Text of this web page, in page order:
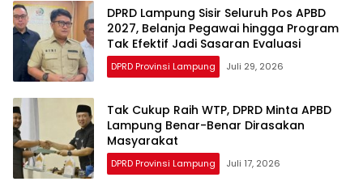
DPRD Lampung Sisir Seluruh Pos APBD
2027, Belanja Pegawai hingga Program
Tak Efektif Jadi Sasaran Evaluasi
DPRD Provinsi Lampung Juli 29, 2026
Tak Cukup Raih WTP, DPRD Minta APBD
Lampung Benar-Benar Dirasakan
Masyarakat
DPRD Provinsi Lampung Juli 17, 2026